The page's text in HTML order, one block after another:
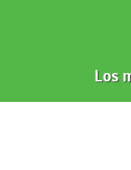
Los